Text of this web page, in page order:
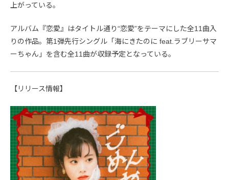
上がっている。
アルバム『恋愛』はタイトル通り“恋愛”をテーマにした全11曲入
りの作品。第1弾先行シングル「海にきたのに feat.ラブリーサマ
ーちゃん」を含む全11曲が収録予定となっている。
【リリース情報】